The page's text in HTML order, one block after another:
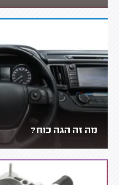
מה זה הגה כוח?